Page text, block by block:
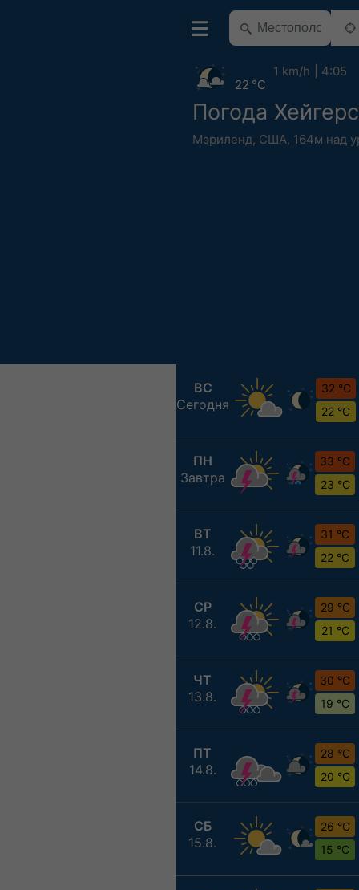
Погода
Мэриленд, США, 164м над
22 °C
1 km/h 4:05
ВС
Сегодня
32 °C
22 °C
ПН
Завтра
33 °C
23 °C
ВТ
11.8.
31 °C
22 °C
СР
12.8.
29 °C
21 °C
ЧТ
13.8.
30 °C
19 °C
ПТ
14.8.
28 °C
20 °C
СБ
15.8.
26 °C
15 °C